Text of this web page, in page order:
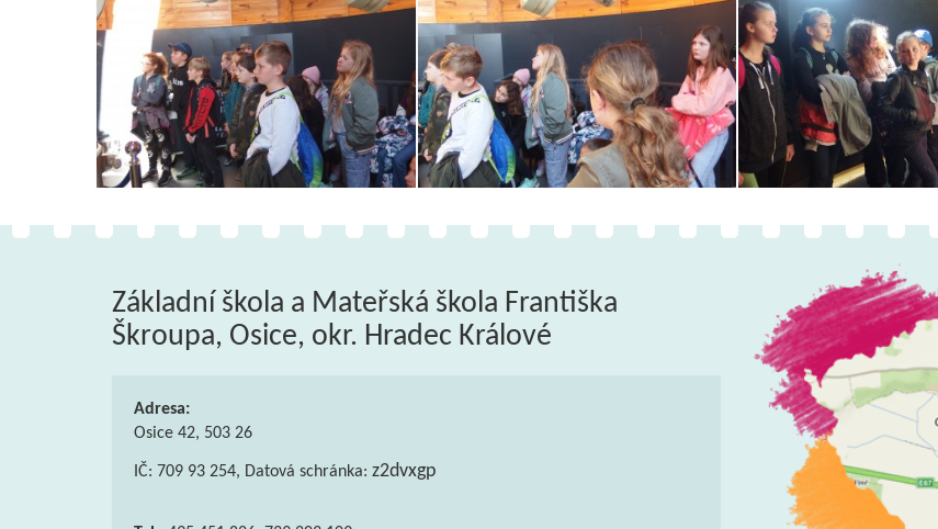
Základní škola a Mateřská škola Františka
Škroupa, Osice, okr. Hradec Králové
Adresa:
Osice 42, 503 26
IČ: 709 93 254, Datová schránka: z2dvxgp